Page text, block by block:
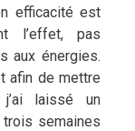
efficacité est
l’effet, pas
aux énergies.
afin de mettre
laissé un
trois semaines